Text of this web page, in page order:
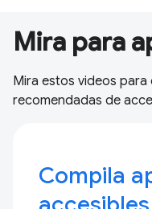
Mira para
Mira estos videos
recomendadas de
Compila